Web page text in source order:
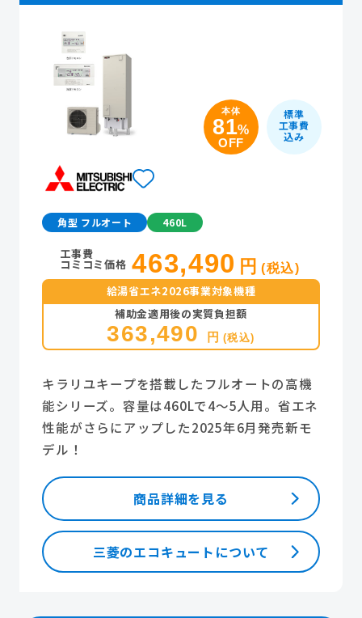
角型 フルオート 460L
本体
81%
OFF
標準
工事費
込み
キラリユキープを搭載したフルオートの高機
能シリーズ。容量は460Lで4～5人用。省エネ
性能がさらにアップした2025年6月発売新モ
デル！
給湯省エネ2026事業対象機種
補助金適用後の実質負担額
363,490 円 (税込)
工事費
コミコミ価格 463,490 円 (税込)
商品詳細を見る
三菱のエコキュートについて